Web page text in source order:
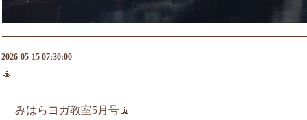
2026-05-15 07:30:00
🧘
みはらヨガ教室5月号🧘